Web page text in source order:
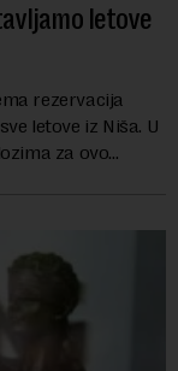
letove
rezervacija
letove iz Niša. U
za ovo